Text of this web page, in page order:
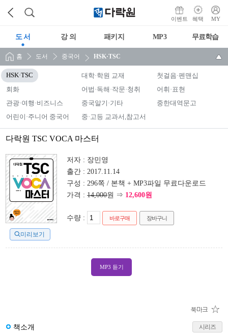
이벤트 혜택 MY
도 서 강 의 패키지 MP3 무료학습
홈 도서 중국어 HSK·TSC
HSK·TSC 대학·학원 교재
첫걸음·펜맨십
회화
어법·독해·작문·청취
어휘·표현
관광·여행·비즈니스
중국알기·기타
중한대역문고
어린이·주니어 중국어
중·고등 교과서,참고서
다락원 TSC VOCA 마스터
미리보기
저자 : 장민영
출간 : 2017.11.14
구성 : 296쪽 / 본책 + MP3파일 무료다운로드
가격 : 14,000원 ⇒ 12,600원
수량 : 바로구매 장바구니
MP3 듣기
책소개 시리즈